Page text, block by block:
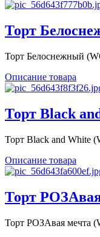
Торт
Торт Белоснежный
Описание товара
Торт Black
Торт Black and White
Описание товара
Торт
Торт РОЗАвая мечта